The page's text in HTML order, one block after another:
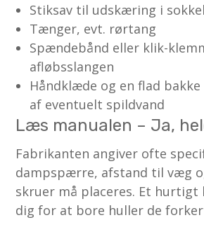
Stiksav til udskæring i
Tænger, evt. rørtang
Spændebånd eller klik-
afløbsslangen
Håndklæde og en flad
af eventuelt spildvand
Læs manualen – Ja,
Fabrikanten angiver ofte
dampspærre, afstand til væg
skruer må placeres. Et hurtigt
dig for at bore huller de